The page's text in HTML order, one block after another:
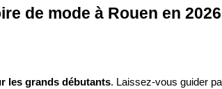
de mode à Rouen en 2026
les grands débutants. Laissez-vous guider